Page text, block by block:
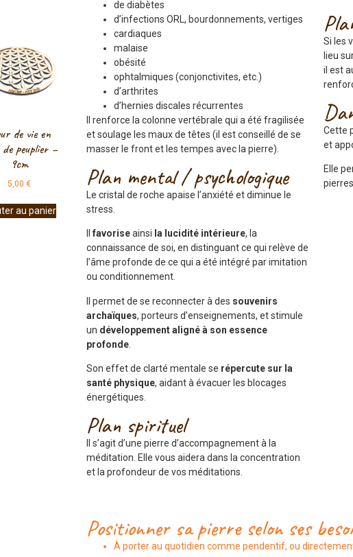
de vie en
peuplier –
9cm
5,00 €
au panier
de diabètes
d’infections ORL, bourdonnements, vertiges
cardiaques
malaise
obésité
ophtalmiques (conjonctivites, etc.)
d’arthrites
d’hernies discales récurrentes
Il renforce la colonne vertébrale qui a été fragilisée
et soulage les maux de têtes (il est conseillé de se
masser le front et les tempes avec la pierre).
Plan mental / psychologique
Le cristal de roche apaise l’anxiété et diminue le
stress.
favoriseainsi la lucidité intérieure, la
connaissance de soi, en distinguant ce qui relève de
l’âme profonde de ce qui a été intégré par imitation
ou conditionnement.
Il permet de se reconnecter à des souvenirs
archaïques, porteurs d’enseignements, et stimule
un développement aligné à son essence
profonde.
Son effet de clarté mentale se répercute sur la
santé physique, aidant à évacuer les blocages
énergétiques.
Plan spirituel
Il s’agit d’une pierre d’accompagnement à la
méditation. Elle vous aidera dans la concentration
et la profondeur de vos méditations.
Si les
lieu
il est
Cette
et
Elle
Positionner sa pierre selon ses
À porter au quotidien comme pendentif, ou